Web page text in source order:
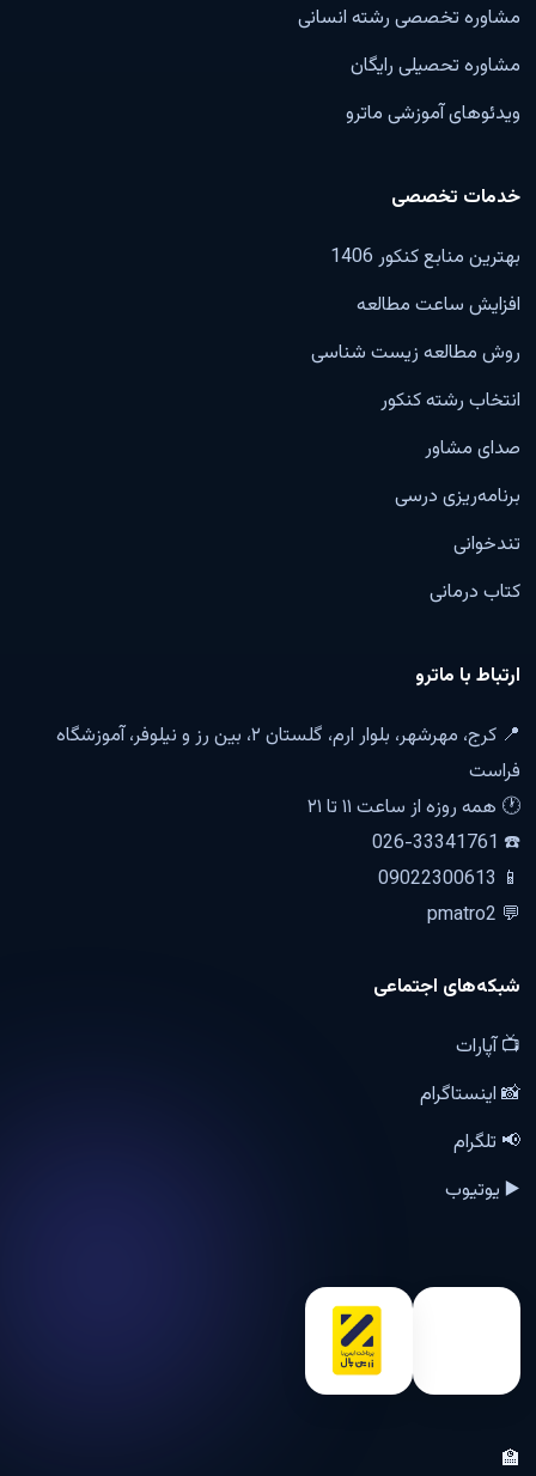
مشاوره تخصصی رشته انسانی
مشاوره تحصیلی رایگان
ویدئوهای آموزشی ماترو
خدمات تخصصی
بهترین منابع کنکور 1406
افزایش ساعت مطالعه
روش مطالعه زیست شناسی
انتخاب رشته کنکور
صدای مشاور
برنامه‌ریزی درسی
تندخوانی
کتاب درمانی
ارتباط با ماترو
📍 کرج، مهرشهر، بلوار ارم، گلستان ۲، بین رز و نیلوفر، آموزشگاه
فراست
🕐 همه روزه از ساعت ۱۱ تا ۲۱
☎️ 026-33341761
📱 09022300613
💬 pmatro2
شبکه‌های اجتماعی
📺 آپارات
📸 اینستاگرام
📢 تلگرام
▶️ یوتیوب
🏫